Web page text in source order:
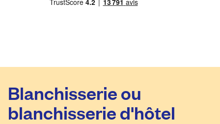
Blanchisserie ou
blanchisserie d'hôtel